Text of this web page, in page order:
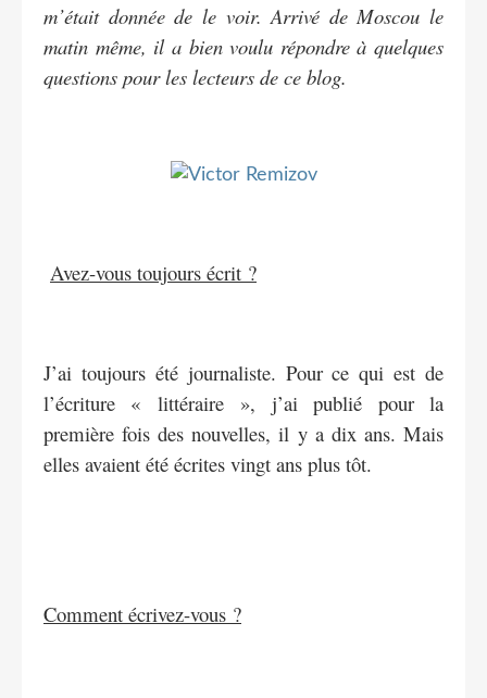
m’était donnée de le voir. Arrivé de Moscou le
matin même, il a bien voulu répondre à quelques
questions pour les lecteurs de ce blog.
Avez-vous toujours écrit ?
J’ai toujours été journaliste. Pour ce qui est de
l’écriture « littéraire », j’ai publié pour la
première fois des nouvelles, il y a dix ans. Mais
elles avaient été écrites vingt ans plus tôt.
Comment écrivez-vous ?